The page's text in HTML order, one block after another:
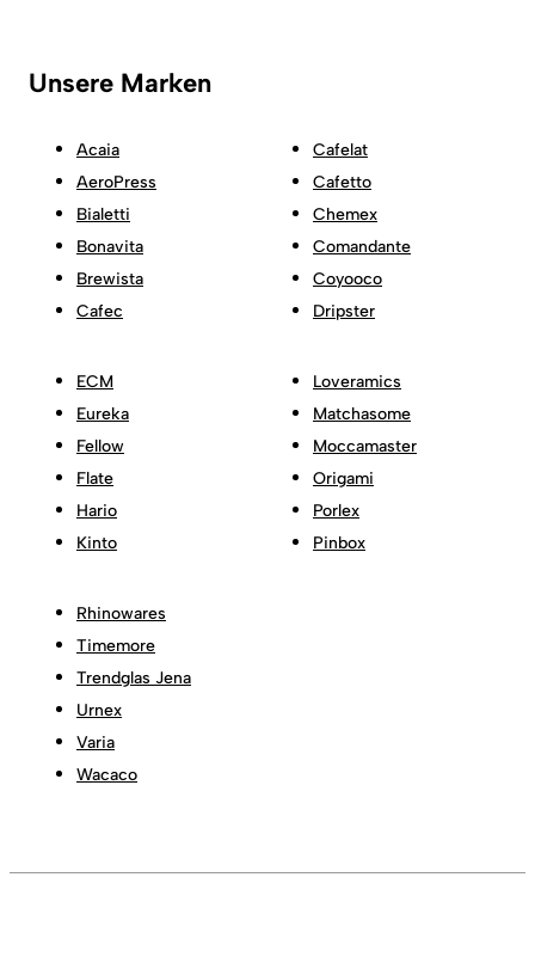
Unsere Marken
Acaia
AeroPress
Bialetti
Bonavita
Brewista
Cafec
Cafelat
Cafetto
Chemex
Comandante
Coyooco
Dripster
ECM
Eureka
Fellow
Flate
Hario
Kinto
Loveramics
Matchasome
Moccamaster
Origami
Porlex
Pinbox
Rhinowares
Timemore
Trendglas Jena
Urnex
Varia
Wacaco